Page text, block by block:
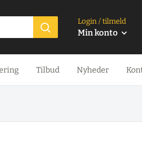
Login / tilmeld
Min konto
Tilbud Nyheder